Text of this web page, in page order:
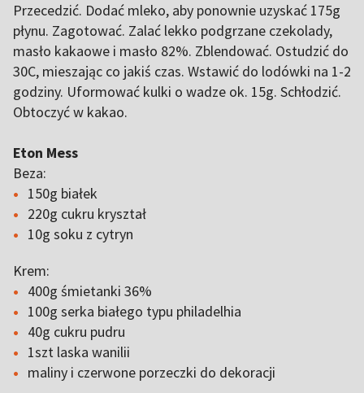
Przecedzić. Dodać mleko, aby ponownie uzyskać 175g
płynu. Zagotować. Zalać lekko podgrzane czekolady,
masło kakaowe i masło 82%. Zblendować. Ostudzić do
30C, mieszając co jakiś czas. Wstawić do lodówki na 1-2
godziny. Uformować kulki o wadze ok. 15g. Schłodzić.
Obtoczyć w kakao.
Eton Mess
Beza:
150g białek
220g cukru kryształ
10g soku z cytryn
Krem:
400g śmietanki 36%
100g serka białego typu philadelhia
40g cukru pudru
1szt laska wanilii
maliny i czerwone porzeczki do dekoracji